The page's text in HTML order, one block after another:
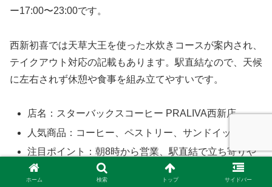
ー17:00〜23:00です。
西新初喜では天草大王を使った水炊きコースが案内され、
テイクアウト対応の記載もあります。駅直結なので、天候
に左右されず休憩や食事を組み立てやすいです。
店名：スターバックスコーヒー PRALIVA西新店
人気商品：コーヒー、ペストリー、サンドイッチ
注目ポイント：朝8時から営業、駅直結で立ち寄りや
すい
ホーム 検索 トップ サイドバー